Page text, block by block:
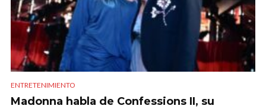
ENTRETENIMIENTO
Madonna habla de Confessions II, su